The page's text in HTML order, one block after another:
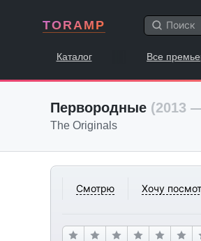
TORAMP
Каталог Все
Первородные (2013
The Originals
Смотрю Хочу